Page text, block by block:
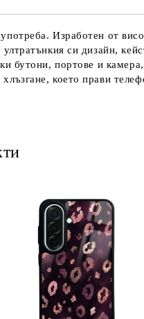
Изработен от
си дизайн,
бутони, портове и
което прави